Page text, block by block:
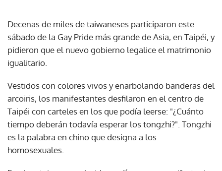
Decenas de miles de taiwaneses participaron este
sábado de la Gay Pride más grande de Asia, en Taipéi, y
pidieron que el nuevo gobierno legalice el matrimonio
igualitario.
Vestidos con colores vivos y enarbolando banderas del
arcoiris, los manifestantes desfilaron en el centro de
Taipéi con carteles en los que podía leerse: "¿Cuánto
tiempo deberán todavía esperar los tongzhi?". Tongzhi
es la palabra en chino que designa a los
homosexuales.